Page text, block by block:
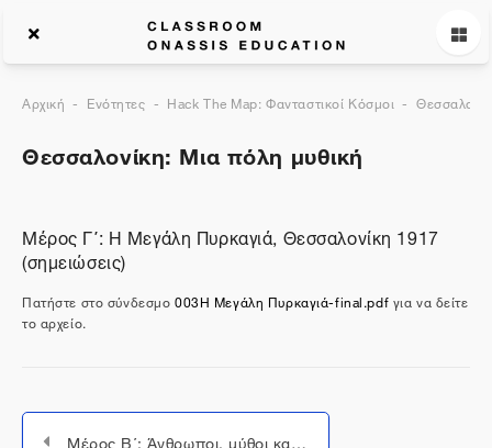
Αρχική Ενότητες Hack The Map: Φανταστικοί Κόσμοι
Θεσσαλονίκη: Μια πόλη μυθική
Μέρος Γ΄: Η Μεγάλη Πυρκαγιά, Θεσσαλονίκη 1917
(σημειώσεις)
Πατήστε στο σύνδεσμο003Η Μεγάλη Πυρκαγιά-final.pdfγια να δείτε
το αρχείο.
Μέρος Β΄: Άνθρωποι, μύθοι και καθημερινή ζωή (βίντεο)